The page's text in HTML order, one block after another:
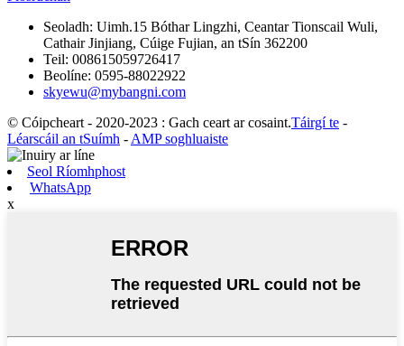
Seoladh: Uimh.15 Bóthar Lingzhi, Ceantar Tionscail Wuli,
Cathair Jinjiang, Cúige Fujian, an tSín 362200
Teil: 008615059726417
Beolíne: 0595-88022922
skyewu@mybangni.com
© Cóipcheart - 2020-2023 : Gach ceart ar cosaint.Táirgí te -
Léarscáil an tSuímh - AMP soghluaiste
Seol Ríomhphost
WhatsApp
x